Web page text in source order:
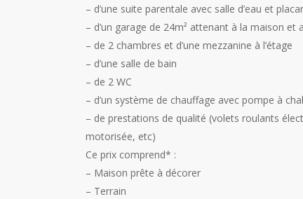
– d’une suite parentale avec salle d’eau et
– d’un garage de 24m² attenant à la maison et
– de 2 chambres et d’une mezzanine à l’étage
– d’une salle de bain
– de 2 WC
– d’un système de chauffage avec pompe à
– de prestations de qualité (volets roulants
motorisée, etc)
Ce prix comprend* :
– Maison prête à décorer
– Terrain